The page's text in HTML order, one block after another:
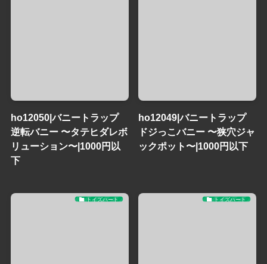
ho12050|バニートラップ
逆転バニー 〜タテヒダレボ
リューション〜|1000円以
下
ho12049|バニートラップ
ドジっこバニー 〜狭穴ジャ
ックポット〜|1000円以下
トイズハート トイズハート